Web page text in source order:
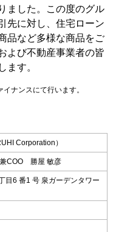
ました。この度のグル
先に対し、住宅ローン
品など多様な商品をご
よび不動産事業者の皆
ます。
ナンスにて行います。
Corporation）
COO 勝屋 敏彦
目6 番1 号 泉ガーデンタワー